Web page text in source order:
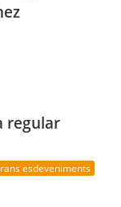
regular
esdeveniments